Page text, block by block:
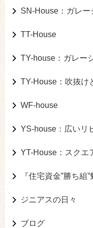
SN-House：ガレー
TT-House
TY-house：ガレー
TY-House：吹抜け
WF-house
YS-house：広いリ
YT-House：スク
『住宅資金”勝ち組”
ジニアスの日々
ブログ